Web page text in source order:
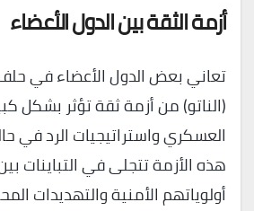
أزمة الثقة بين الدول الأعضاء
تعاني بعض الدول الأعضاء في
(الناتو) من أزمة ثقة تؤثر بشكل
العسكري واستراتيجيات الرد في
هذه الأزمة تتجلى في التباينات
أولوياتهم الأمنية والتهديدات